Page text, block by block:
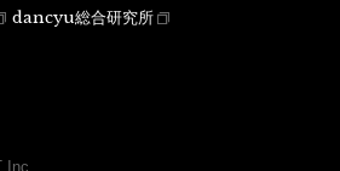
dancyu総合研究所